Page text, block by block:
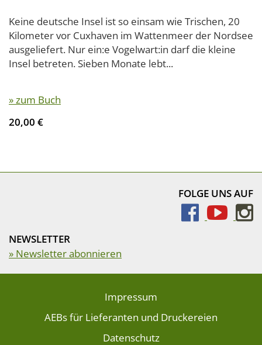
Keine deutsche Insel ist so einsam wie Trischen, 20
Kilometer vor Cuxhaven im Wattenmeer der Nordsee
ausgeliefert. Nur ein:e Vogelwart:in darf die kleine
Insel betreten. Sieben Monate lebt...
» zum Buch
20,00 €
FOLGE UNS AUF
NEWSLETTER
» Newsletter abonnieren
Impressum
AEBs für Lieferanten und Druckereien
Datenschutz